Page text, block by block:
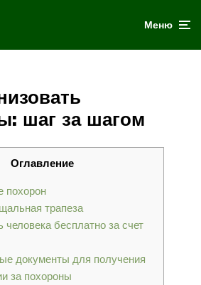
Меню
шаг за шагом
Оглавление
похорон
трапеза
человека бесплатно за счет
документы для получения
за похороны